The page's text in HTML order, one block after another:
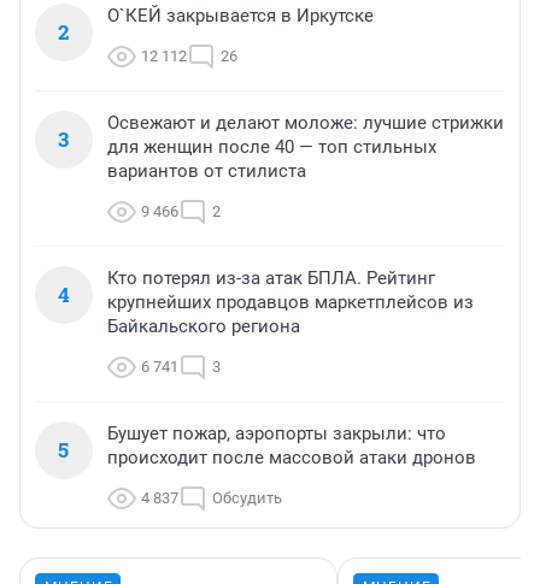
2
О`КЕЙ закрывается в Иркутске
12 112 26
3
Освежают и делают моложе: лучшие стрижки
для женщин после 40 — топ стильных
вариантов от стилиста
9 466 2
4
Кто потерял из-за атак БПЛА. Рейтинг
крупнейших продавцов маркетплейсов из
Байкальского региона
6 741 3
5
Бушует пожар, аэропорты закрыли: что
происходит после массовой атаки дронов
4 837 Обсудить